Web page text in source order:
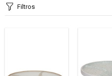
Filtros